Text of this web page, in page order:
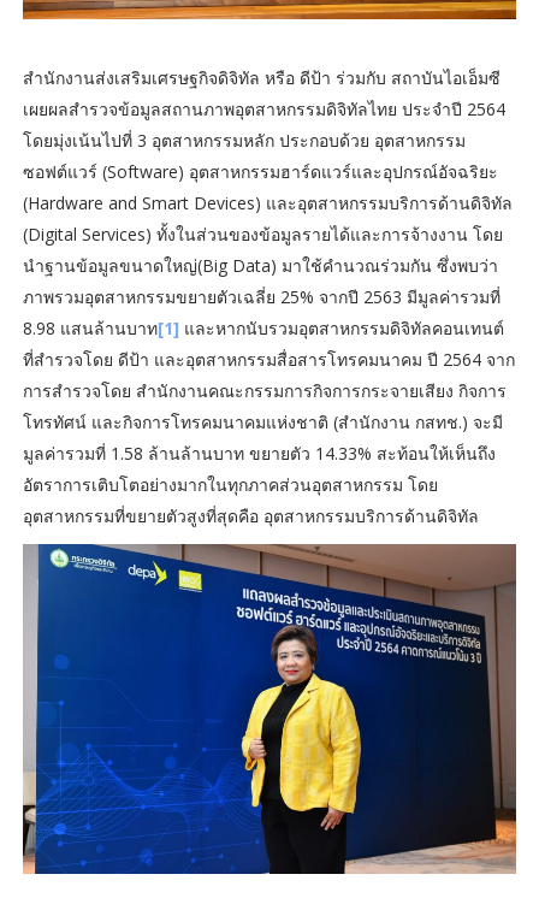
สำนักงานส่งเสริมเศรษฐกิจดิจิทัล หรือ ดีป้า ร่วมกับ สถาบันไอเอ็มซี
เผยผลสำรวจข้อมูลสถานภาพอุตสาหกรรมดิจิทัลไทย ประจำปี 2564
โดยมุ่งเน้นไปที่ 3 อุตสาหกรรมหลัก ประกอบด้วย อุตสาหกรรม
ซอฟต์แวร์ (Software) อุตสาหกรรมฮาร์ดแวร์และอุปกรณ์อัจฉริยะ
(Hardware and Smart Devices) และอุตสาหกรรมบริการด้านดิจิทัล
(Digital Services) ทั้งในส่วนของข้อมูลรายได้และการจ้างงาน โดย
นำฐานข้อมูลขนาดใหญ่(Big Data) มาใช้คำนวณร่วมกัน ซึ่งพบว่า
ภาพรวมอุตสาหกรรมขยายตัวเฉลี่ย 25% จากปี 2563 มีมูลค่ารวมที่
8.98 แสนล้านบาท[1] และหากนับรวมอุตสาหกรรมดิจิทัลคอนเทนต์
ที่สำรวจโดย ดีป้า และอุตสาหกรรมสื่อสารโทรคมนาคม ปี 2564 จาก
การสำรวจโดย สำนักงานคณะกรรมการกิจการกระจายเสียง กิจการ
โทรทัศน์ และกิจการโทรคมนาคมแห่งชาติ (สำนักงาน กสทช.) จะมี
มูลค่ารวมที่ 1.58 ล้านล้านบาท ขยายตัว 14.33% สะท้อนให้เห็นถึง
อัตราการเติบโตอย่างมากในทุกภาคส่วนอุตสาหกรรม โดย
อุตสาหกรรมที่ขยายตัวสูงที่สุดคือ อุตสาหกรรมบริการด้านดิจิทัล